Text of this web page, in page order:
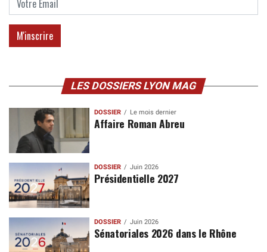
LES DOSSIERS LYON MAG
DOSSIER Le mois dernier
Affaire Roman Abreu
DOSSIER Juin 2026
Présidentielle 2027
DOSSIER Juin 2026
Sénatoriales 2026 dans le Rhône